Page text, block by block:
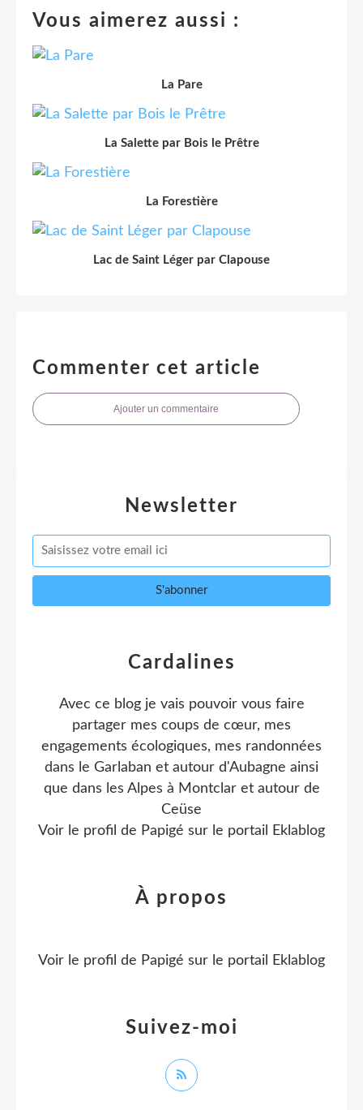
Vous aimerez aussi :
La Pare
La Salette par Bois le Prêtre
La Forestière
Lac de Saint Léger par Clapouse
Commenter cet article
Ajouter un commentaire
Newsletter
Cardalines
Avec ce blog je vais pouvoir vous faire
partager mes coups de cœur, mes
engagements écologiques, mes randonnées
dans le Garlaban et autour d'Aubagne ainsi
que dans les Alpes à Montclar et autour de
Ceüse
Voir le profil de Papigé sur le portail Eklablog
Suivez-moi
À propos
Voir le profil de Papigé sur le portail Eklablog